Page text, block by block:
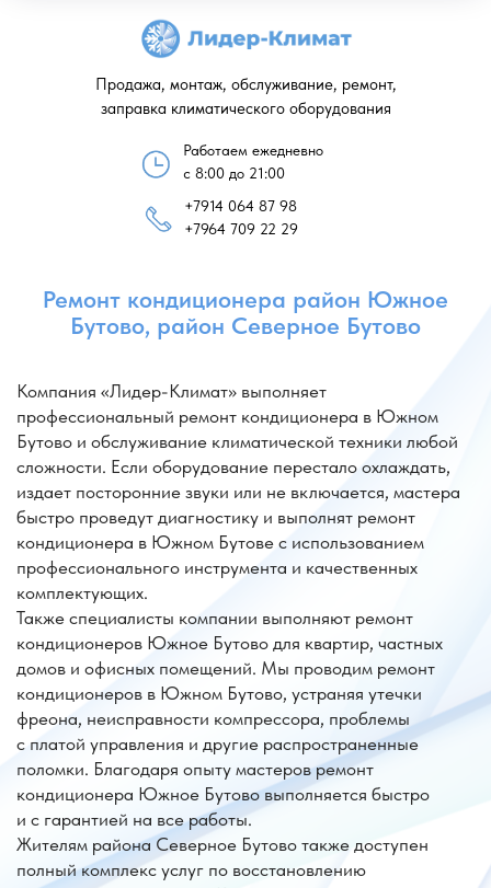
Работаем ежедневно
с 8:00 до 21:00
+7914 064 87 98
+7964 709 22 29
Продажа, монтаж, обслуживание, ремонт,
заправка климатического оборудования
Ремонт кондиционера район Южное
Бутово, район Северное Бутово
профессиональный ремонт кондиционера в Южном
Бутово и обслуживание климатической техники любой
сложности. Если оборудование перестало охлаждать,
кондиционера в Южном Бутове с использованием
профессионального инструмента и качественных
комплектующих.
Также специалисты компании выполняют ремонт
кондиционеров Южное Бутово для квартир, частных
домов и офисных помещений. Мы проводим ремонт
кондиционеров в Южном Бутово, устраняя утечки
фреона, неисправности компрессора, проблемы
с платой управления и другие распространенные
поломки. Благодаря опыту мастеров ремонт
кондиционера Южное Бутово выполняется быстро
Жителям района Северное Бутово также доступен
полный комплекс услуг по восстановлению
климатической техники. Компания выполняет ремонт
кондиционера Северное Бутово, включая диагностику,
замену деталей и настройку оборудования. Если
требуется ремонт кондиционера в Северном Бутово или
ремонт кондиционера в Северном Бутове, мастер
оперативно выезжает на объект и устраняет
неисправность на месте.
Помимо единичных устройств, компания выполняет
ремонт кондиционеров Северное Бутово для квартир,
магазинов и офисов. Мы проводим ремонт
кондиционеров в Северном Бутово, восстанавливая
работоспособность сплит-систем, мультисплит-систем
и других видов климатического оборудования.
Обращаясь в компанию «Лидер-Климат», вы получаете